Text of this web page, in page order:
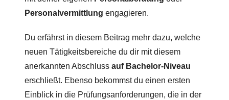
Personalvermittlung engagieren.
Du erfährst in diesem Beitrag mehr dazu, welche
neuen Tätigkeitsbereiche du dir mit diesem
anerkannten Abschluss auf Bachelor-Niveau
erschließt. Ebenso bekommst du einen ersten
Einblick in die Prüfungsanforderungen, die in der